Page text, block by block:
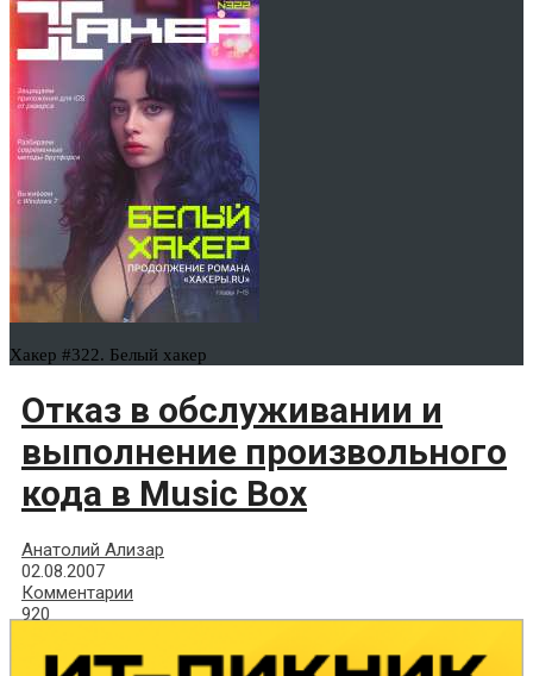
Хакер #322. Белый хакер
Отказ в обслуживании и
выполнение произвольного
кода в Music Box
Анатолий Ализар
02.08.2007
Комментарии
920